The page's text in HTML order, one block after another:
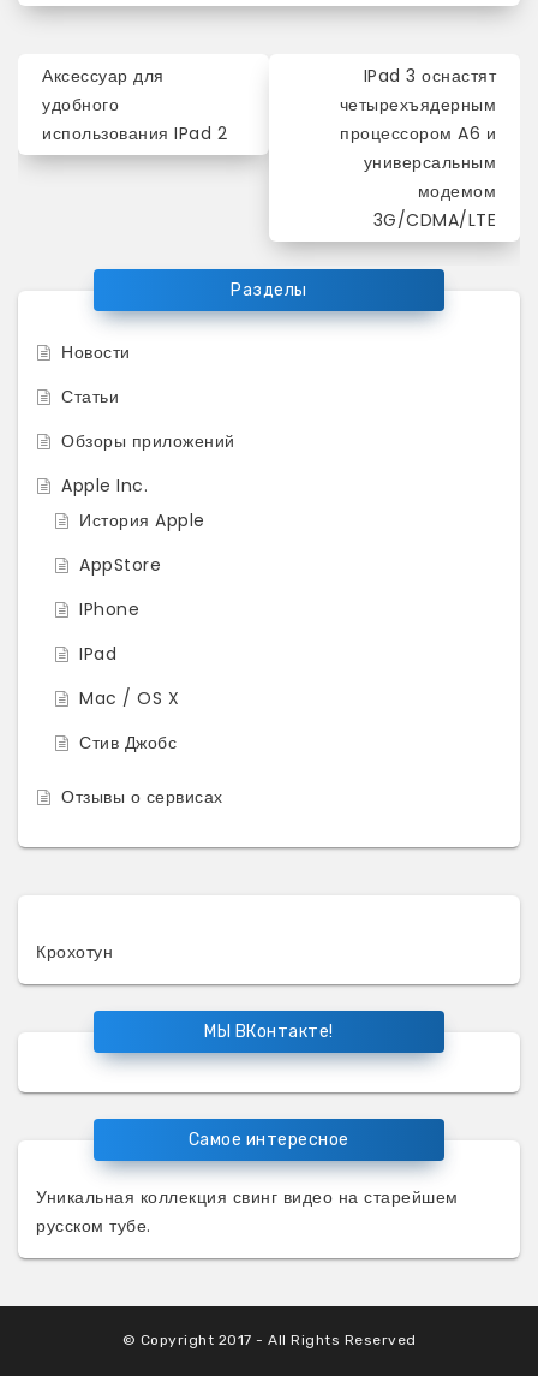
Навигация
по
записям
Аксессуар для
удобного
использования IPad 2
IPad 3 оснастят
четырехъядерным
процессором A6 и
универсальным
модемом
3G/CDMA/LTE
Разделы
Новости
Статьи
Обзоры приложений
Apple Inc.
История Apple
AppStore
IPhone
IPad
Mac / OS X
Стив Джобс
Отзывы о сервисах
Крохотун
МЫ ВКонтакте!
Самое интересное
Уникальная коллекция свинг видео на старейшем
русском тубе.
© Copyright 2017 - All Rights Reserved